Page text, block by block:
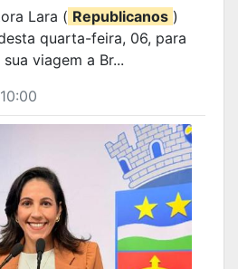
Lara ( Republicanos )
quarta-feira, 06, para
viagem a Br...